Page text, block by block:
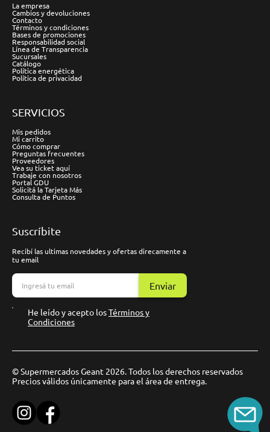
La empresa
Cambios y devoluciones
Contacto
Términos y condiciones
Bases de promociones
Responsabilidad social
Línea de Transparencia
Sucursales
Catálogo
Política energética
Política de privacidad
SERVICIOS
Mis pedidos
Mi carrito
Cómo comprar
Preguntas frecuentes
Proveedores
Vea su ticket aquí
Trabaje con nosotros
Portal GDU
Solicitá la Tarjeta Más
Consulta de Puntos
Suscríbite
Recibí las ultimas novedades y ofertas direcamente a
tu email
Enviar
He leído y acepto losTérminos y
Condiciones
© Supermercados Geant 2026. Todos los derechos reservados
Precios válidos únicamente para el área de entrega.